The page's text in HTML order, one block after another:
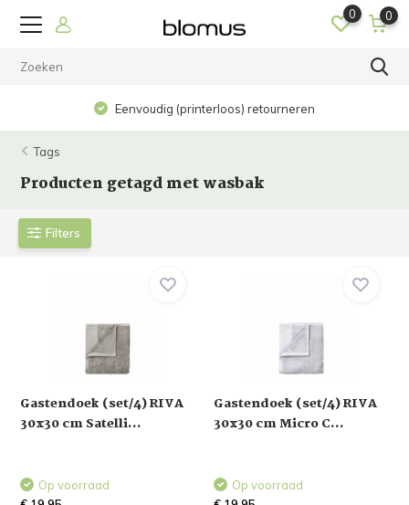
0 0
Eenvoudig (printerloos) retourneren
Tags
Producten getagd met wasbak
Filters
Gastendoek (set/4) RIVA
30x30 cm Satelli...
Op voorraad
Gastendoek (set/4) RIVA
30x30 cm Micro C...
Op voorraad